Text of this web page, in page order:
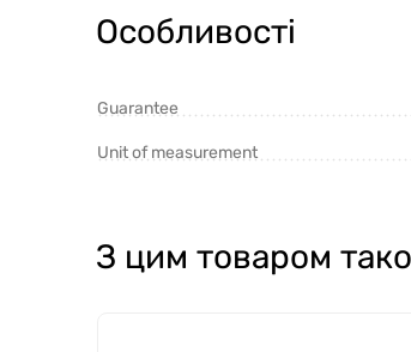
Особливості
Guarantee
Unit of measurement
З цим товаром